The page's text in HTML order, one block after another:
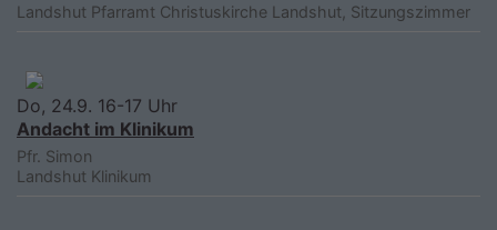
Landshut Pfarramt Christuskirche Landshut, Sitzungszimmer
Do, 24.9. 16-17 Uhr
Andacht im Klinikum
Pfr. Simon
Landshut Klinikum